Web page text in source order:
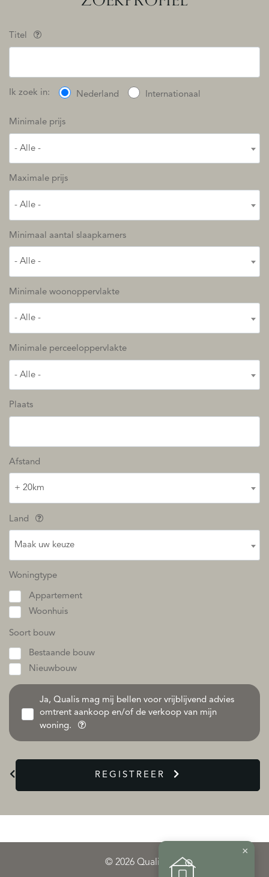
Titel
Ik zoek in: Nederland Internationaal
Minimale prijs
- Alle -
Maximale prijs
- Alle -
Minimaal aantal slaapkamers
- Alle -
Minimale woonoppervlakte
- Alle -
Minimale perceeloppervlakte
- Alle -
Plaats
Afstand
+ 20km
Land
Maak uw keuze
Woningtype
Appartement
Woonhuis
Soort bouw
Bestaande bouw
Nieuwbouw
Ja, Qualis mag mij bellen voor vrijblijvend advies
omtrent aankoop en/of de verkoop van mijn
woning.
REGISTREER
© 2026 Qualis
×